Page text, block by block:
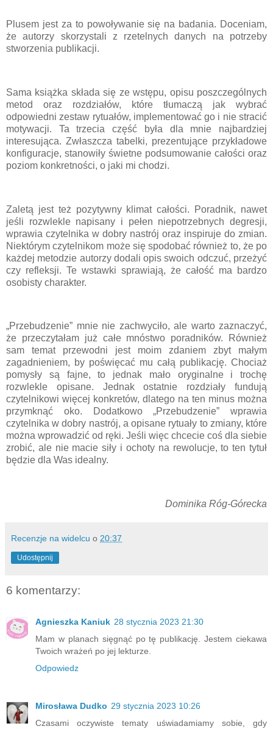
Plusem jest za to powoływanie się na badania. Doceniam,
że autorzy skorzystali z rzetelnych danych na potrzeby
stworzenia publikacji.
Sama książka składa się ze wstępu, opisu poszczególnych
metod oraz rozdziałów, które tłumaczą jak wybrać
odpowiedni zestaw rytuałów, implementować go i nie stracić
motywacji. Ta trzecia część była dla mnie najbardziej
interesująca. Zwłaszcza tabelki, prezentujące przykładowe
konfiguracje, stanowiły świetne podsumowanie całości oraz
poziom konkretności, o jaki mi chodzi.
Zaletą jest też pozytywny klimat całości. Poradnik, nawet
jeśli rozwlekle napisany i pełen niepotrzebnych degresji,
wprawia czytelnika w dobry nastrój oraz inspiruje do zmian.
Niektórym czytelnikom może się spodobać również to, że po
każdej metodzie autorzy dodali opis swoich odczuć, przeżyć
czy refleksji. Te wstawki sprawiają, że całość ma bardzo
osobisty charakter.
„Przebudzenie” mnie nie zachwyciło, ale warto zaznaczyć,
że przeczytałam już całe mnóstwo poradników. Również
sam temat przewodni jest moim zdaniem zbyt małym
zagadnieniem, by poświęcać mu całą publikację. Chociaż
pomysły są fajne, to jednak mało oryginalne i trochę
rozwlekle opisane. Jednak ostatnie rozdziały fundują
czytelnikowi więcej konkretów, dlatego na ten minus można
przymknąć oko. Dodatkowo „Przebudzenie” wprawia
czytelnika w dobry nastrój, a opisane rytuały to zmiany, które
można wprowadzić od ręki. Jeśli więc chcecie coś dla siebie
zrobić, ale nie macie siły i ochoty na rewolucje, to ten tytuł
będzie dla Was idealny.
Dominika Róg-Górecka
Recenzje na widelcu o 20:37
Udostępnij
6 komentarzy:
Agnieszka Kaniuk 28 stycznia 2023 21:30
Mam w planach sięgnąć po tę publikację. Jestem ciekawa
Twoich wrażeń po jej lekturze.
Odpowiedz
Mirosława Dudko 29 stycznia 2023 10:26
Czasami oczywiste tematy uświadamiamy sobie, gdy